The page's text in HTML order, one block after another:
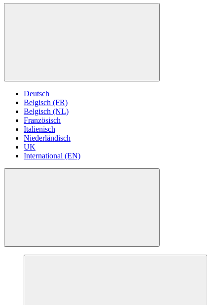
Deutsch
Belgisch (FR)
Belgisch (NL)
Französisch
Italienisch
Niederländisch
UK
International (EN)